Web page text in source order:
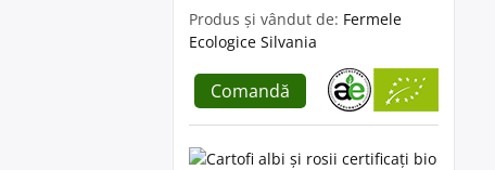
Produs și vândut de: Fermele
Ecologice Silvania
Comandă